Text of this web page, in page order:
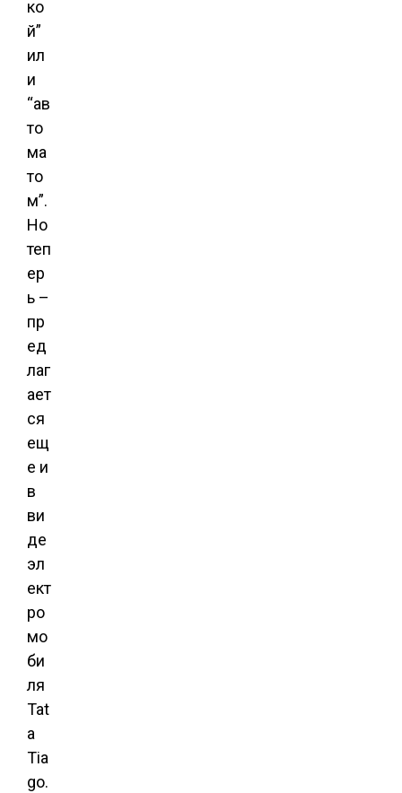
ко
й”
ил
и
“ав
то
ма
то
м”.
Но
теп
ер
ь –
пр
ед
лаг
ает
ся
ещ
е и
в
ви
де
эл
ект
ро
мо
би
ля
Tat
a
Tia
go.